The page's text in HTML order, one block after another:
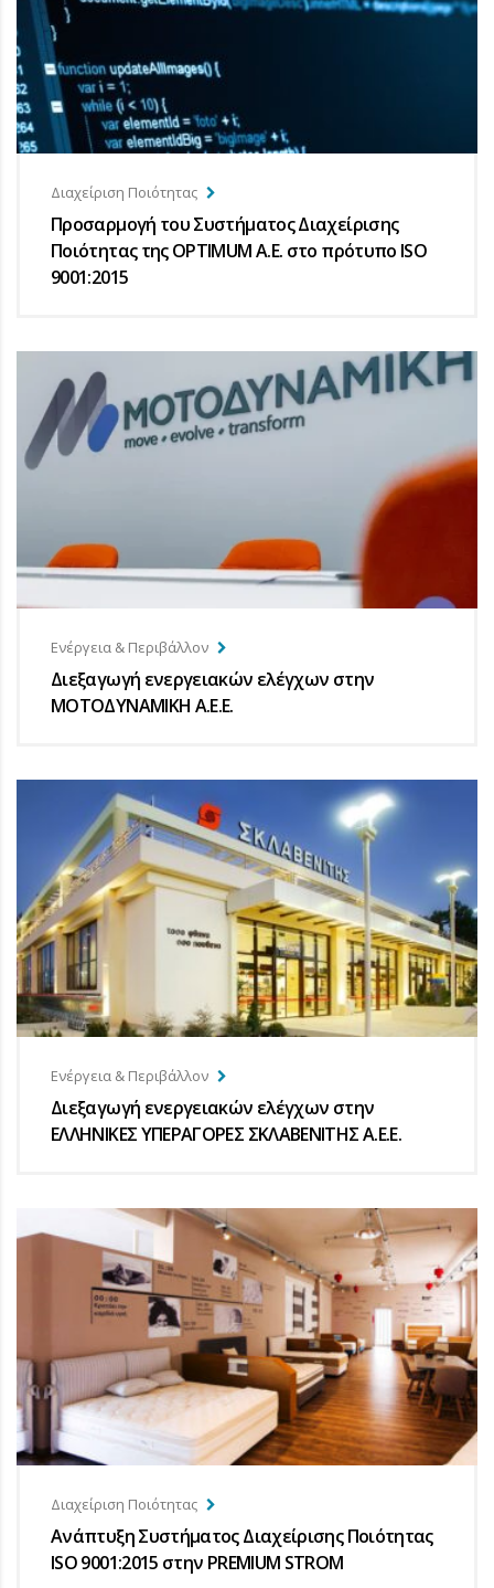
Διαχείριση Ποιότητας
Προσαρμογή του Συστήματος Διαχείρισης
Ποιότητας της OPTIMUM Α.Ε. στο πρότυπο ISO
9001:2015
Ενέργεια & Περιβάλλον
Διεξαγωγή ενεργειακών ελέγχων στην
ΜΟΤΟΔΥΝΑΜΙΚΗ Α.Ε.Ε.
Ενέργεια & Περιβάλλον
Διεξαγωγή ενεργειακών ελέγχων στην
ΕΛΛΗΝΙΚΕΣ ΥΠΕΡΑΓΟΡΕΣ ΣΚΛΑΒΕΝΙΤΗΣ Α.Ε.E.
Διαχείριση Ποιότητας
Ανάπτυξη Συστήματος Διαχείρισης Ποιότητας
ISO 9001:2015 στην PREMIUM STROM